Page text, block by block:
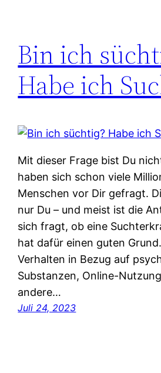
Bin ich
Habe ich
Mit dieser Frage bist Du
haben sich schon viele
Menschen vor Dir gefragt.
nur Du – und meist ist die
sich fragt, ob eine
hat dafür einen guten
Verhalten in Bezug auf
Substanzen, Online-
andere…
Juli 24, 2023